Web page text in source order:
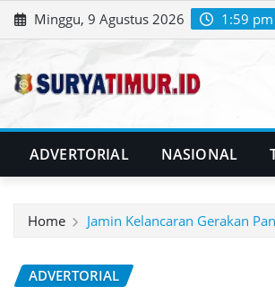
Skip
to
Minggu, 9 Agustus 2026 1:59 pm
ADVERTORIAL NASIONAL
Home Jamin Kelancaran Gerakan
ADVERTORIAL